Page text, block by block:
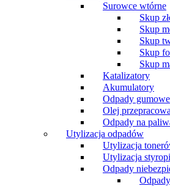
Surowce wtórne
Skup
Skup
Skup
Skup
Skup
Katalizatory
Akumulatory
Odpady gumowe
Olej
Odpady na
Utylizacja odpadów
Utylizacja
Utylizacja
Odpady